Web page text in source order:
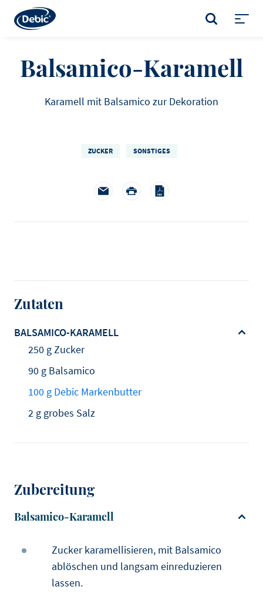
main
SUCHE
Balsamico-Karamell
Karamell mit Balsamico zur Dekoration
ZUCKER SONSTIGES
Zutaten
BALSAMICO-KARAMELL
250 g Zucker
90 g Balsamico
100 g Debic Markenbutter
2 g grobes Salz
Zubereitung
Balsamico-Karamell
Zucker karamellisieren, mit Balsamico
ablöschen und langsam einreduzieren
lassen.